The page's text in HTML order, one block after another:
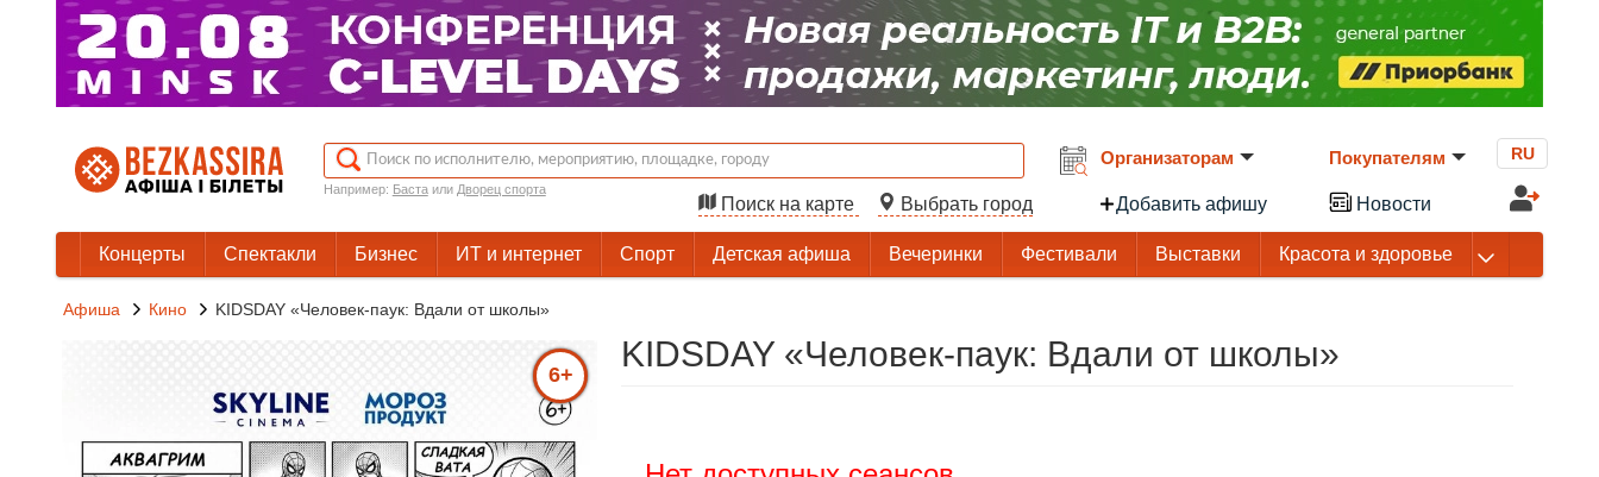
Например: Бастаили Дворец спорта
Поиск на карте Выбрать город
Организаторам
Добавить афишу
Покупателям
Новости
RU
Концерты Спектакли Бизнес ИТ и интернет Спорт Детская афиша Вечеринки Фестивали Выставки Красота и здоровье
Афиша Кино KIDSDAY «Человек-паук: Вдали от школы»
6+
KIDSDAY «Человек-паук: Вдали от школы»